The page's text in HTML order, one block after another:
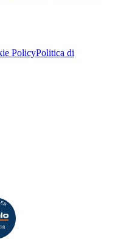
PolicyPolitica di